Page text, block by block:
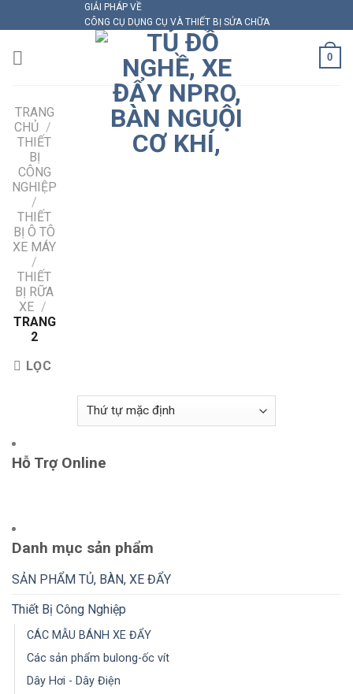
to
content
GIẢI PHÁP VỀ
CÔNG CỤ DỤNG CỤ VÀ THIẾT BỊ SỬA CHỮA
0
TRANG
CHỦ /
THIẾT
BỊ
CÔNG
NGHIỆP
/
THIẾT
BỊ Ô TÔ
XE MÁY
/
THIẾT
BỊ RỮA
XE /
TRANG
2
LỌC
Hỗ Trợ Online
Danh mục sản phẩm
SẢN PHẨM TỦ, BÀN, XE ĐẨY
Thiết Bị Công Nghiệp
CÁC MẪU BÁNH XE ĐẨY
Các sản phẩm bulong-ốc vít
Dây Hơi - Dây Điện